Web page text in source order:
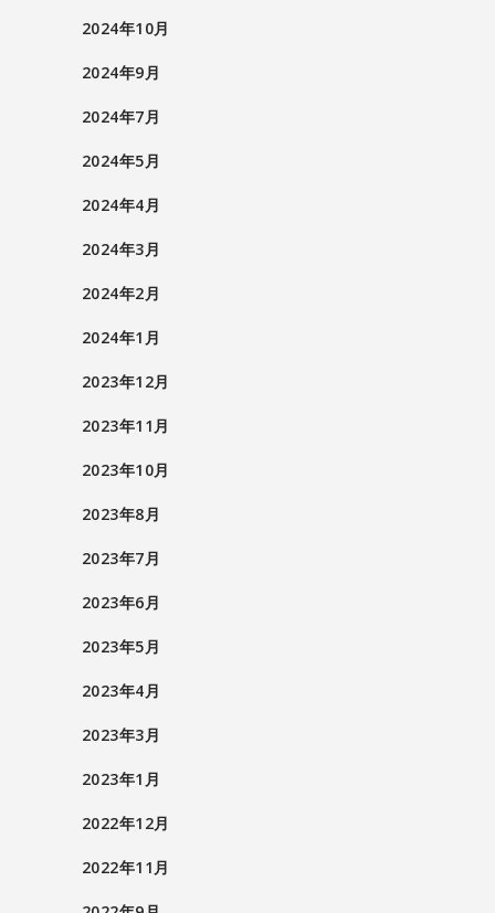
2024年10月
2024年9月
2024年7月
2024年5月
2024年4月
2024年3月
2024年2月
2024年1月
2023年12月
2023年11月
2023年10月
2023年8月
2023年7月
2023年6月
2023年5月
2023年4月
2023年3月
2023年1月
2022年12月
2022年11月